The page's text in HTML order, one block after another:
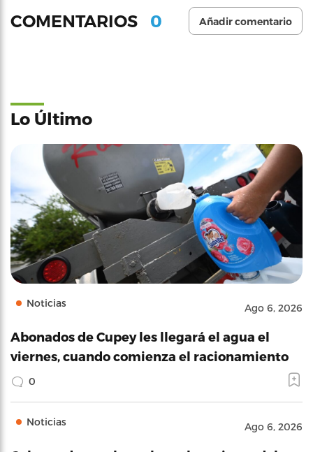
COMENTARIOS 0 Añadir comentario
Lo Último
Noticias Ago 6, 2026
Abonados de Cupey les llegará el agua el
viernes, cuando comienza el racionamiento
0
Noticias Ago 6, 2026